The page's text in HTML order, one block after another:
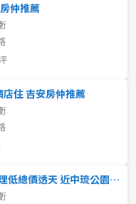
仲推薦
住 吉安房仲推薦
花蓮中央路全新整理低總價透天 近中琉公園 吉安房仲推薦